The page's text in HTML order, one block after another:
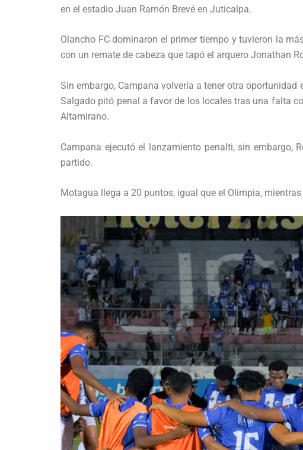
en el estadio Juan Ramón Brevé en Juticalpa.
Olancho FC dominaron el primer tiempo y tuvieron la
con un remate de cabeza que tapó el arquero Jonathan
Sin embargo, Campana volvería a tener otra
Salgado pitó penal a favor de los locales tras una falta
Altamirano.
Campana ejecutó el lanzamiento penalti, sin embargo,
partido.
Motagua llega a 20 puntos, igual que el Olimpia,